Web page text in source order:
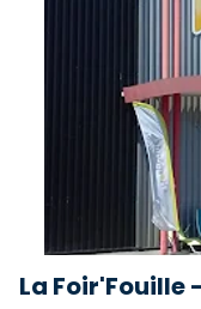
La Foir'Fouille